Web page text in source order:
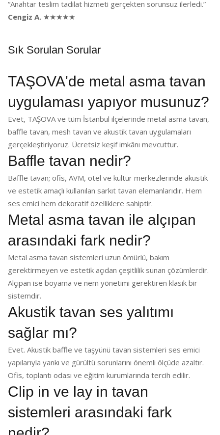
“Anahtar teslim tadilat hizmeti gerçekten sorunsuz ilerledi.”
Cengiz A. ★★★★★
Sık Sorulan Sorular
TAŞOVA'de metal asma tavan
uygulaması yapıyor musunuz?
Evet, TAŞOVA ve tüm İstanbul ilçelerinde metal asma tavan,
baffle tavan, mesh tavan ve akustik tavan uygulamaları
gerçekleştiriyoruz. Ücretsiz keşif imkânı mevcuttur.
Baffle tavan nedir?
Baffle tavan; ofis, AVM, otel ve kültür merkezlerinde akustik
ve estetik amaçlı kullanılan sarkıt tavan elemanlarıdır. Hem
ses emici hem dekoratif özelliklere sahiptir.
Metal asma tavan ile alçıpan
arasındaki fark nedir?
Metal asma tavan sistemleri uzun ömürlü, bakım
gerektirmeyen ve estetik açıdan çeşitlilik sunan çözümlerdir.
Alçıpan ise boyama ve nem yönetimi gerektiren klasik bir
sistemdir.
Akustik tavan ses yalıtımı
sağlar mı?
Evet. Akustik baffle ve taşyünü tavan sistemleri ses emici
yapılarıyla yankı ve gürültü sorunlarını önemli ölçüde azaltır.
Ofis, toplantı odası ve eğitim kurumlarında tercih edilir.
Clip in ve lay in tavan
sistemleri arasındaki fark